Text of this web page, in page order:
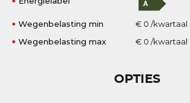
Wegenbelasting min
€ 0 /kwartaal
Wegenbelasting max
€ 0 /kwartaal
OPTIES